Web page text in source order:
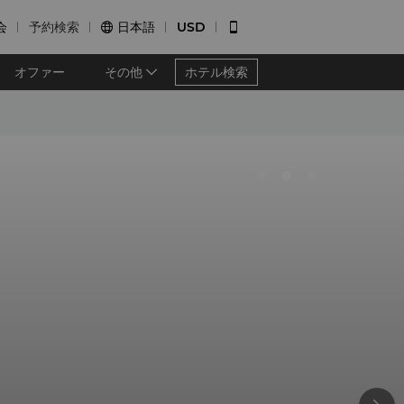
予約検索  日本語 USD 
オファー その他 ホテル検索